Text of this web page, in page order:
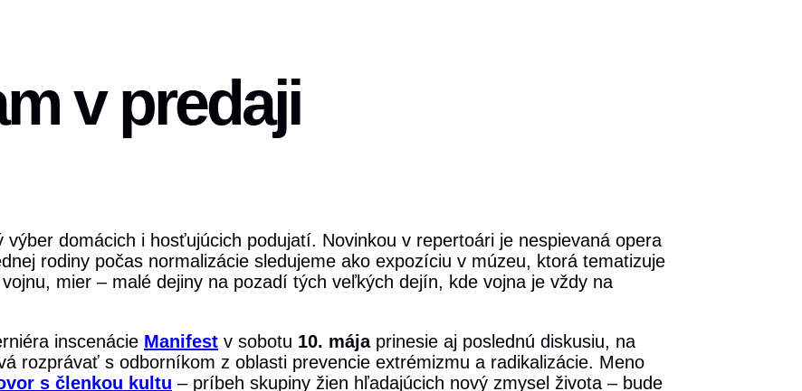
v predaji
domácich i hosťujúcich podujatí. Novinkou v repertoári je nespievaná opera
rodiny počas normalizácie sledujeme ako expozíciu v múzeu, ktorá tematizuje
mier – malé dejiny na pozadí tých veľkých dejín, kde vojna je vždy na
inscenácie Manifest v sobotu 10. májaprinesie aj poslednú diskusiu, na
rozprávať s odborníkom z oblasti prevencie extrémizmu a radikalizácie. Meno
s členkou kultu – príbeh skupiny žien hľadajúcich nový zmysel života – bude